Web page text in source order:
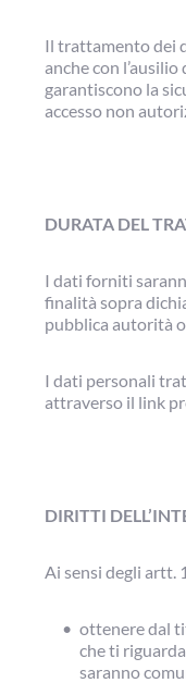
Il trattamento dei
anche con
garantiscono la
accesso non
DURATA DEL
I dati forniti
finalità sopra
pubblica autorità
I dati personali
attraverso il link
DIRITTI
Ai sensi degli artt.
ottenere dal
che ti
saranno